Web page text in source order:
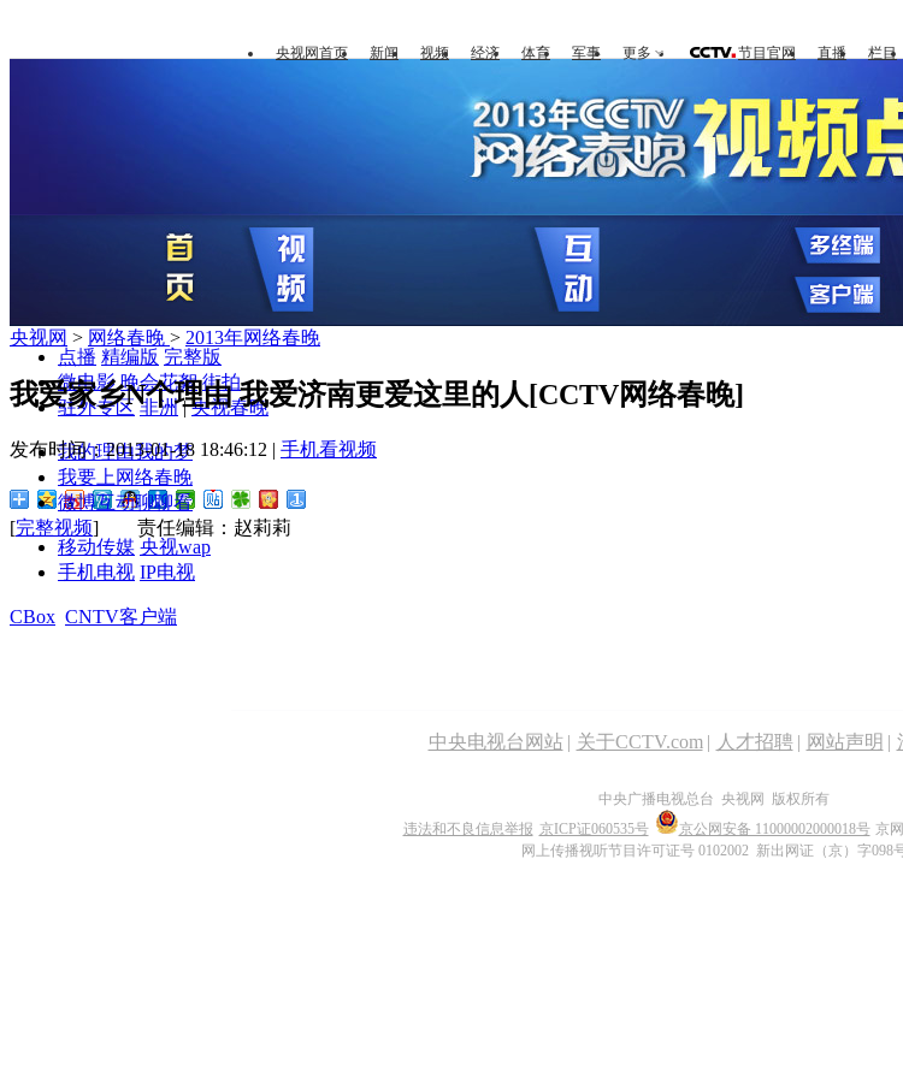
央视网首页 新闻 视频 经济 体育 军事 更多 节目官网 直播 栏目
点播 精编版 完整版
微电影 晚会花絮 街拍
驻外专区 非洲|央视春晚
我的理由我的梦
我要上网络春晚
微博互动聊聊看
移动传媒 央视wap
手机电视 IP电视
CBox CNTV客户端
央视网 > 网络春晚 > 2013年网络春晚
我爱家乡N个理由 我爱济南更爱这里的人[CCTV网络春晚]
发布时间：2013-01-18 18:46:12 | 手机看视频
[完整视频] 责任编辑：赵莉莉
中央电视台网站 | 关于CCTV.com | 人才招聘 | 网站声明 |
中央广播电视总台 央视网 版权所有
违法和不良信息举报 京ICP证060535号 京公网安备 11000002000018号 京
网上传播视听节目许可证号 0102002 新出网证（京）字098